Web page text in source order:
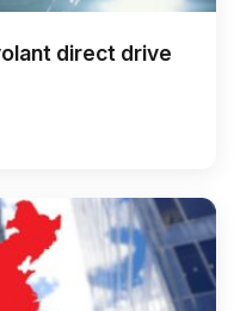
direct drive